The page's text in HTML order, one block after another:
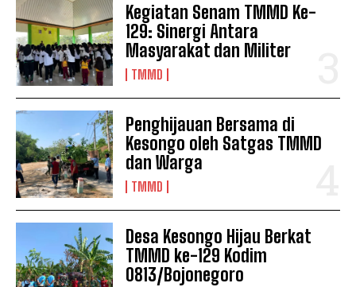
Kegiatan Senam TMMD Ke-
129: Sinergi Antara
Masyarakat dan Militer
TMMD
Penghijauan Bersama di
Kesongo oleh Satgas TMMD
dan Warga
TMMD
Desa Kesongo Hijau Berkat
TMMD ke-129 Kodim
0813/Bojonegoro